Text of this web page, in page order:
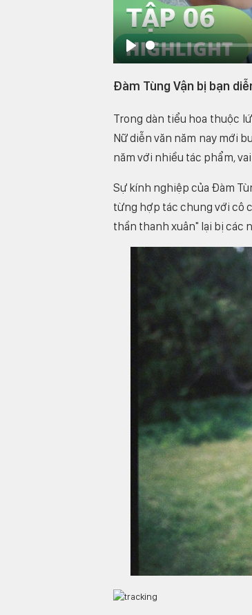
Play
Đàm Tùng Vận bị bạn
Trong dàn tiểu hoa thuộc
Nữ diễn văn năm nay mới
năm với nhiều tác phẩm,
Sự kính nghiệp của Đàm
từng hợp tác chung với cô
thần thanh xuân" lại bị các